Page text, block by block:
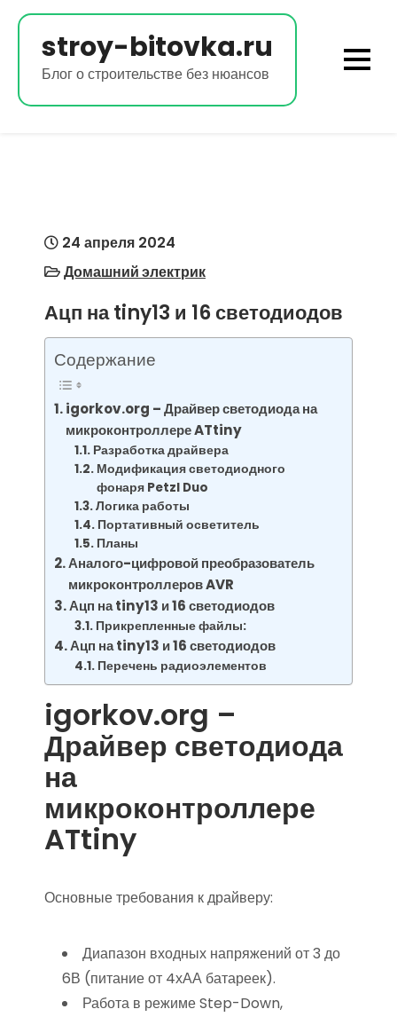
Перейти
содержимому
stroy-bitovka.ru
Блог о строительстве без нюансов
24 апреля 2024
Домашний электрик
Ацп на tiny13 и 16 светодиодов
Содержание
igorkov.org – Драйвер светодиода на
микроконтроллере ATtiny
Разработка драйвера
Модификация светодиодного
фонаря Petzl Duo
Логика работы
Портативный осветитель
Планы
Аналого-цифровой преобразователь
микроконтроллеров AVR
Ацп на tiny13 и 16 светодиодов
Прикрепленные файлы:
Ацп на tiny13 и 16 светодиодов
Перечень радиоэлементов
igorkov.org –
Драйвер светодиода
на
микроконтроллере
ATtiny
Основные требования к драйверу:
Диапазон входных напряжений от 3 до
6В (питание от 4хАА батареек).
Работа в режиме Step-Down,